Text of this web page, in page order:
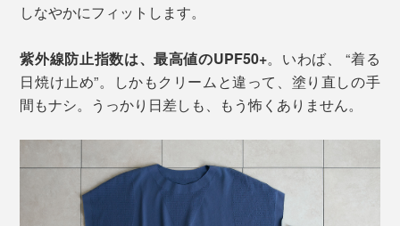
しなやかにフィットします。
紫外線防止指数は、最高値のUPF50+。いわば、 “着る
日焼け止め”。しかもクリームと違って、塗り直しの手
間もナシ。うっかり日差しも、もう怖くありません。